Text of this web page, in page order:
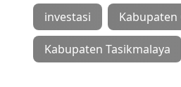
investasi Kabupaten
Kabupaten Tasikmalaya